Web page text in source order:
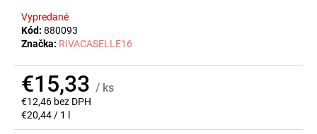
Vypredané
Kód: 880093
Značka: RIVACASELLE16
€15,33 / ks
€12,46 bez DPH
Jednotková
cena:
€20,44 / 1 l
d
p